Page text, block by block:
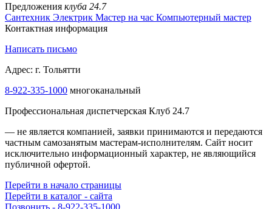
Предложения клуба 24.7
Сантехник Электрик Мастер на час Компьютерный мастер
Контактная информация
Написать письмо
Адрес: г. Тольятти
8-922-335-1000 многоканальный
Профессиональная диспетчерская Клуб 24.7
— не является компанией, заявки принимаются и передаются
частным самозанятым мастерам‑исполнителям. Сайт носит
исключительно информационный характер, не являющийся
публичной офертой.
Перейти в начало страницы
Перейти в каталог - сайта
Позвонить - 8-922-335-1000